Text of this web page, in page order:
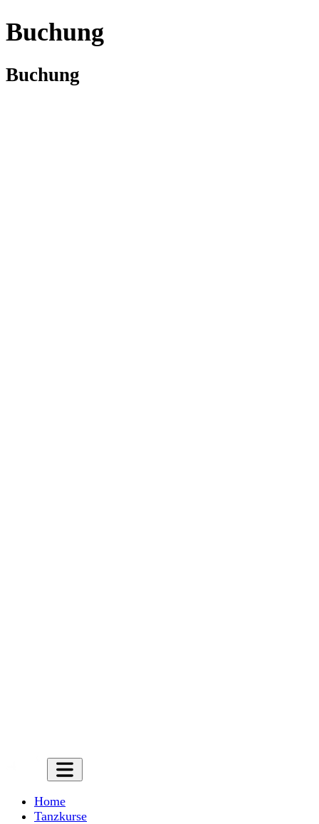
Buchung
Buchung
Home
Tanzkurse